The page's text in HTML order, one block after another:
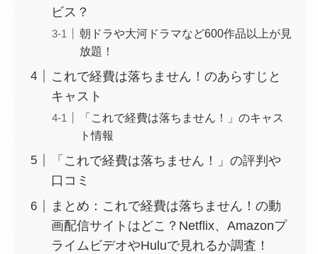
ビス？
朝ドラや大河ドラマなど600作品以上が見
放題！
これで経費は落ちません！のあらすじと
キャスト
「これで経費は落ちません！」のキャス
ト情報
「これで経費は落ちません！」の評判や
口コミ
まとめ：これで経費は落ちません！の動
画配信サイトはどこ？Netflix、Amazonプ
ライムビデオやHuluで見れるか調査！